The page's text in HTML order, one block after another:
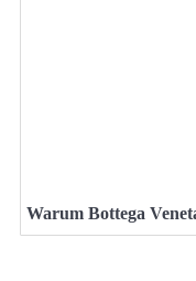
Warum Bottega